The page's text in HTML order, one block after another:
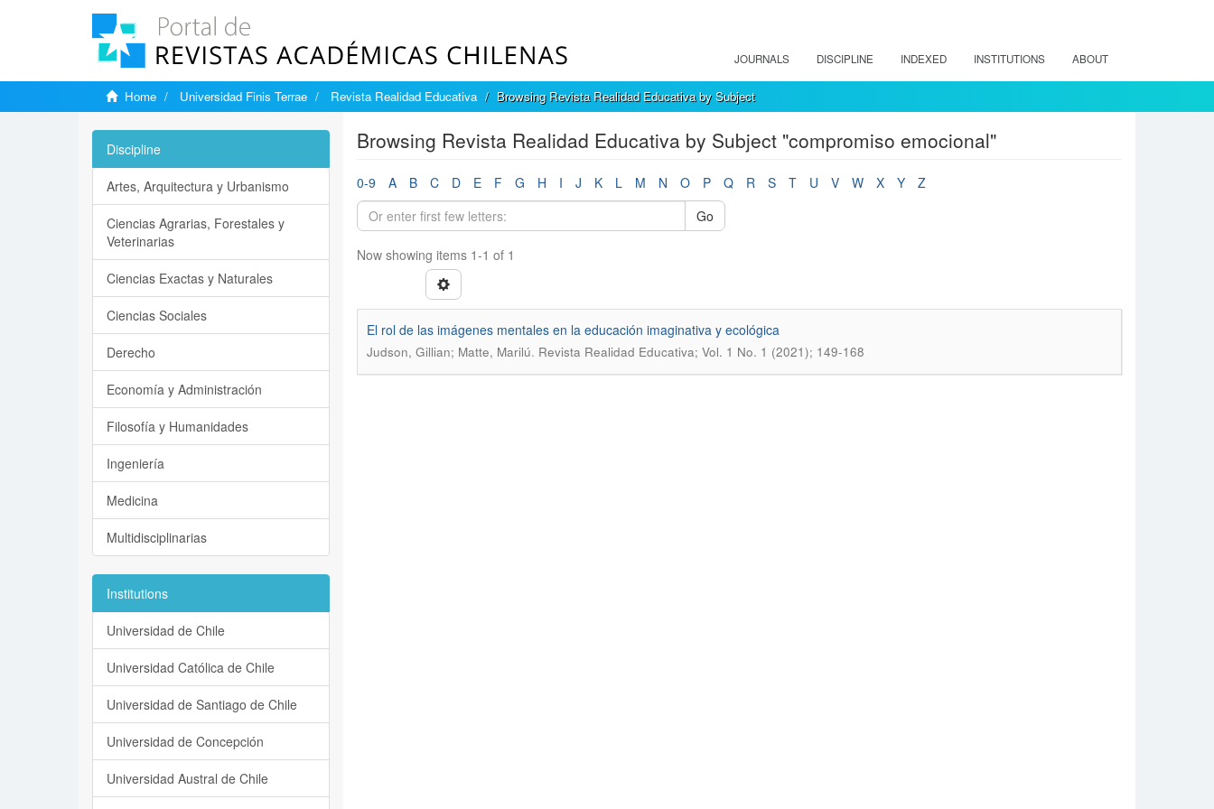
JOURNALS DISCIPLINE INDEXED INSTITUTIONS ABOUT
Home Universidad Finis Terrae Revista Realidad Educativa Browsing Revista Realidad Educativa by Subject
Browsing Revista Realidad Educativa by Subject "compromiso emocional"
0-9 A B C D E F G H I J K L M N O P Q R S T U V W X Y
Z
Go
Now showing items 1-1 of 1
El rol de las imágenes mentales en la educación imaginativa y ecológica
Judson, Gillian; Matte, Marilú. Revista Realidad Educativa; Vol. 1 No. 1 (2021); 149-168
Discipline
Artes, Arquitectura y Urbanismo
Ciencias Agrarias, Forestales y
Veterinarias
Ciencias Exactas y Naturales
Ciencias Sociales
Derecho
Economía y Administración
Filosofía y Humanidades
Ingeniería
Medicina
Multidisciplinarias
Institutions
Universidad de Chile
Universidad Católica de Chile
Universidad de Santiago de Chile
Universidad de Concepción
Universidad Austral de Chile